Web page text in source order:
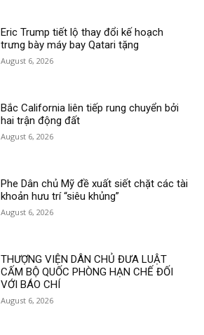
Eric Trump tiết lộ thay đổi kế hoạch
trưng bày máy bay Qatari tặng
August 6, 2026
Bắc California liên tiếp rung chuyển bởi
hai trận động đất
August 6, 2026
Phe Dân chủ Mỹ đề xuất siết chặt các tài
khoản hưu trí “siêu khủng”
August 6, 2026
THƯỢNG VIỆN DÂN CHỦ ĐƯA LUẬT
CẤM BỘ QUỐC PHÒNG HẠN CHẾ ĐỐI
VỚI BÁO CHÍ
August 6, 2026